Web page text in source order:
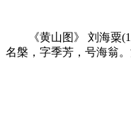
《黄山图》 刘海粟
名槃，字季芳，号海翁